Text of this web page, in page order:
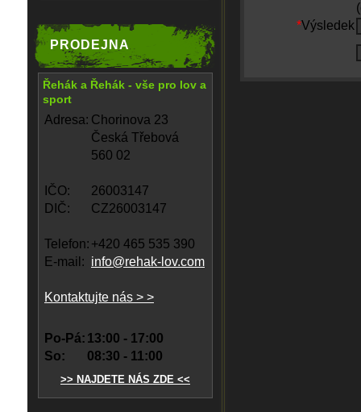
PRODEJNA
Řehák a Řehák - vše pro lov a
sport
Adresa: Chorinova 23
Česká Třebová
560 02
IČO:
26003147
DIČ:
CZ26003147
Telefon: +420 465 535 390
E-mail: info@rehak-lov.com
Kontaktujte nás > >
Po-Pá: 13:00 - 17:00
So:
08:30 - 11:00
>> NAJDETE NÁS ZDE <<
*Výsledek